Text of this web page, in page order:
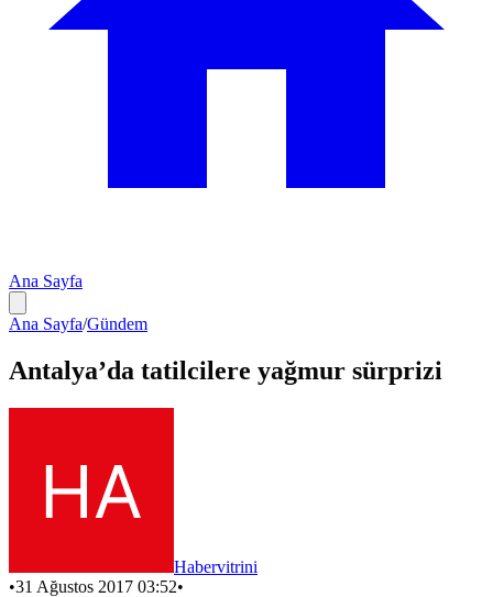
Ana Sayfa
Ana Sayfa/Gündem
Antalya’da tatilcilere yağmur sürprizi
Habervitrini
•31 Ağustos 2017 03:52•